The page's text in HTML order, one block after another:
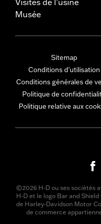
Musée
Sitemap
Conditions d'utilisation
Conditions générales de
Politique de
Politique relative aux
©2026 H-D ou ses sociétés
H-D et le logo Bar and
de Harley-Davidson Motor
de commerce